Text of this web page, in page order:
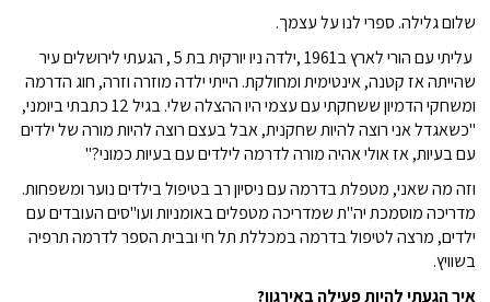
שלום גלילה. ספרי לנו על עצמך.
­­­­­­­­­­­­­­­­­­­­­­­­­­­­­­ ­­­­­­­­­­­­­­­­­­­­­­עליתי עם הורי לארץ ב1961 ,ילדה ניו יורקית בת 5 , הגעתי לירושלים עיר
שהייתה אז קטנה, אינטימית ומחולקת. הייתי ילדה מוזרה וזרה, חוג הדרמה
ומשחקי הדמיון ששחקתי עם עצמי היו ההצלה שלי. בגיל 12 כתבתי ביומני,
"כשאגדל אני רוצה להיות שחקנית, אבל בעצם רוצה להיות מורה של ילדים
עם בעיות, אז אולי אהיה מורה לדרמה לילדים עם בעיות כמוני?"
וזה מה שאני, מטפלת בדרמה עם ניסיון רב בטיפול בילדים נוער ומשפחות.
מדריכה מוסמכת יה"ת שמדריכה מטפלים באומניות ועו"סים העובדים עם
ילדים, מרצה לטיפול בדרמה במכללת תל חי ובבית הספר לדרמה תרפיה
בשוויץ.
איך הגעתי להיות פעילה באירגון?